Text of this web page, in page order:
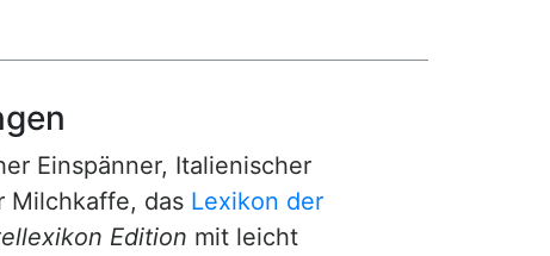
Einspänner, Italienischer
Milchkaffe, das Lexikon der
Edition mit leicht